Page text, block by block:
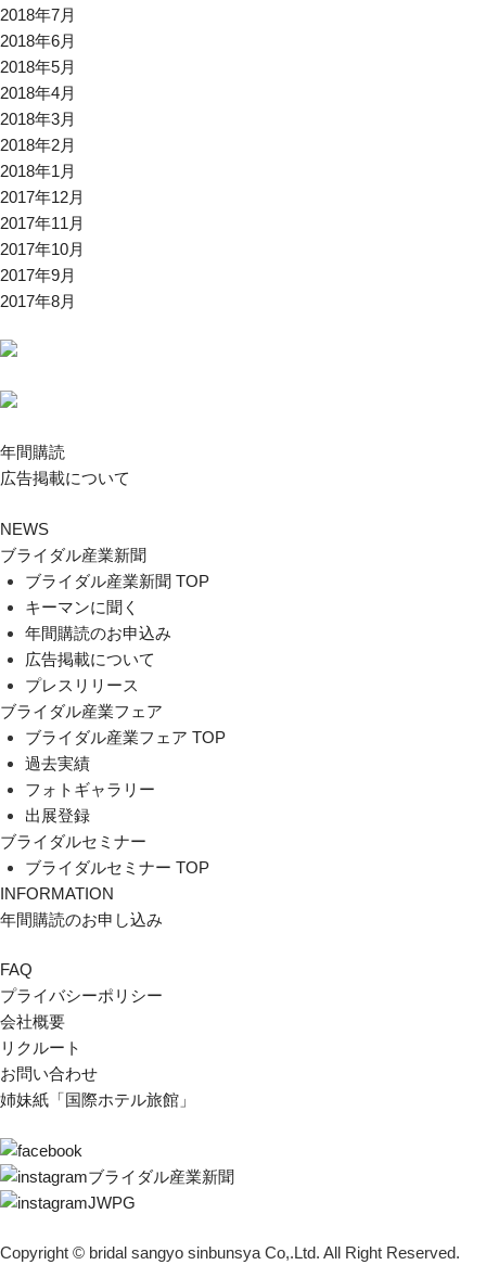
2018年7月
2018年6月
2018年5月
2018年4月
2018年3月
2018年2月
2018年1月
2017年12月
2017年11月
2017年10月
2017年9月
2017年8月
年間購読
広告掲載について
NEWS
ブライダル産業新聞
ブライダル産業新聞 TOP
キーマンに聞く
年間購読のお申込み
広告掲載について
プレスリリース
ブライダル産業フェア
ブライダル産業フェア TOP
過去実績
フォトギャラリー
出展登録
ブライダルセミナー
ブライダルセミナー TOP
INFORMATION
年間購読のお申し込み
FAQ
プライバシーポリシー
会社概要
リクルート
お問い合わせ
姉妹紙「国際ホテル旅館」
ブライダル産業新聞
JWPG
Copyright © bridal sangyo sinbunsya Co,.Ltd. All Right Reserved.